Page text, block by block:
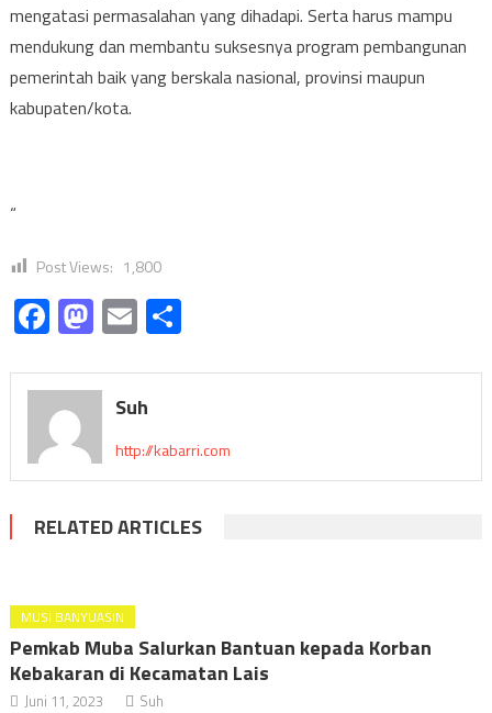
mengatasi permasalahan yang dihadapi. Serta harus mampu
mendukung dan membantu suksesnya program pembangunan
pemerintah baik yang berskala nasional, provinsi maupun
kabupaten/kota.
“
Post Views: 1,800
Facebook
Mastodon
EmailShare
Suh
http://kabarri.com
RELATED ARTICLES
MUSI BANYUASIN
Pemkab Muba Salurkan Bantuan kepada Korban
Kebakaran di Kecamatan Lais
Juni 11, 2023 Suh